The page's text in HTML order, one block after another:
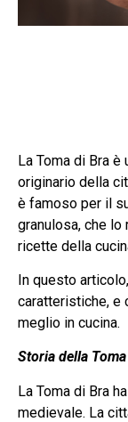
La Toma di Bra
originario della
è famoso per il
granulosa, che
ricette della
In questo
caratteristiche, e
meglio in cucina.
Storia della
La Toma di Bra
medievale. La